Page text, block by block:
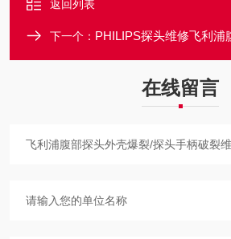
返回列表
下一个： PHILIPS探头维修飞利浦腹部探头
在线留言